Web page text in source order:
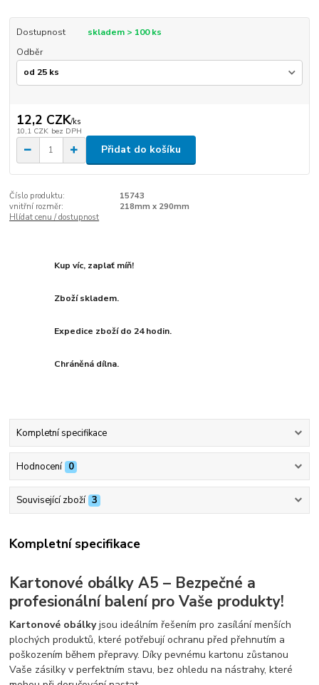
Dostupnost
skladem > 100 ks
Odběr
12,2 CZK/ks
10,1 CZK bez DPH
Přidat do košíku
Číslo produktu:
15743
vnitřní rozměr:
218mm x 290mm
Hlídat cenu / dostupnost
Kup víc, zaplať míň!
Zboží skladem.
Expedice zboží do 24 hodin.
Chráněná dílna.
Kompletní specifikace
Hodnocení 0
Související zboží 3
Kompletní specifikace
Kartonové obálky A5 – Bezpečné a
profesionální balení pro Vaše produkty!
Kartonové obálkyjsou ideálním řešením pro zasílání menších
plochých produktů, které potřebují ochranu před přehnutím a
poškozením během přepravy. Díky pevnému kartonu zůstanou
Vaše zásilky v perfektním stavu, bez ohledu na nástrahy, které